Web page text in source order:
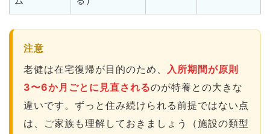
注意
老健は在宅復帰が目的のため、
入所期間が原則
3〜6か月ごとに見直されるのが特養との大きな
違いです。ずっと住み続けられる前提ではない点
は、ご家族も理解しておきましょう（施設の類型